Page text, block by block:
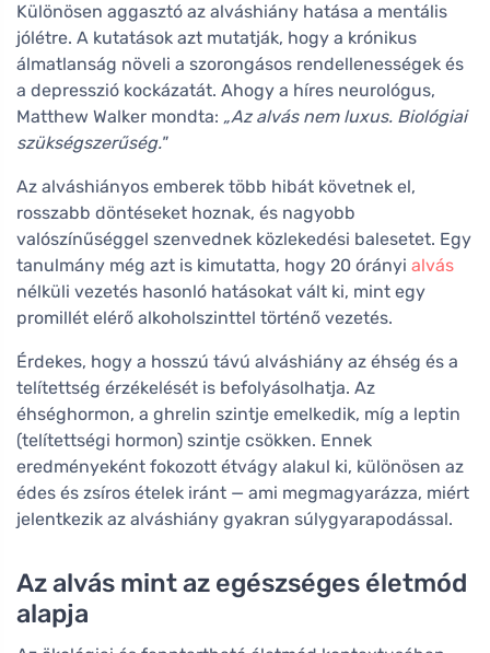
Különösen aggasztó az alváshiány hatása a mentális
jólétre. A kutatások azt mutatják, hogy a krónikus
álmatlanság növeli a szorongásos rendellenességek és
a depresszió kockázatát. Ahogy a híres neurológus,
Matthew Walker mondta: „Az alvás nem luxus. Biológiai
szükségszerűség."
Az alváshiányos emberek több hibát követnek el,
rosszabb döntéseket hoznak, és nagyobb
valószínűséggel szenvednek közlekedési balesetet. Egy
tanulmány még azt is kimutatta, hogy 20 órányi alvás
nélküli vezetés hasonló hatásokat vált ki, mint egy
promillét elérő alkoholszinttel történő vezetés.
Érdekes, hogy a hosszú távú alváshiány az éhség és a
telítettség érzékelését is befolyásolhatja. Az
éhséghormon, a ghrelin szintje emelkedik, míg a leptin
(telítettségi hormon) szintje csökken. Ennek
eredményeként fokozott étvágy alakul ki, különösen az
édes és zsíros ételek iránt — ami megmagyarázza, miért
jelentkezik az alváshiány gyakran súlygyarapodással.
Az alvás mint az egészséges életmód
alapja